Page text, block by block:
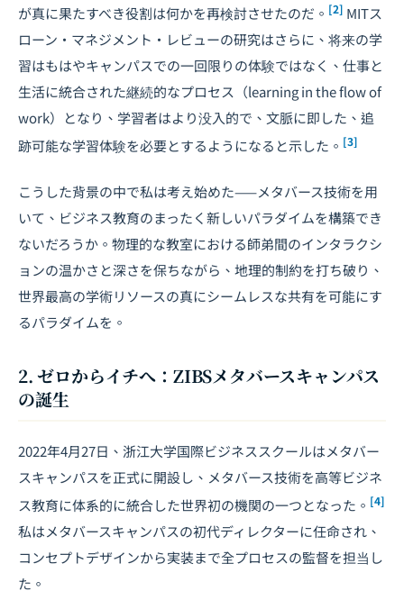
が真に果たすべき役割は何かを再検討させたのだ。 [2] MITス
ローン・マネジメント・レビューの研究はさらに、将来の学
習はもはやキャンパスでの一回限りの体験ではなく、仕事と
生活に統合された継続的なプロセス（learning in the flow of
work）となり、学習者はより没入的で、文脈に即した、追
跡可能な学習体験を必要とするようになると示した。 [3]
こうした背景の中で私は考え始めた——メタバース技術を用
いて、ビジネス教育のまったく新しいパラダイムを構築でき
ないだろうか。物理的な教室における師弟間のインタラクシ
ョンの温かさと深さを保ちながら、地理的制約を打ち破り、
世界最高の学術リソースの真にシームレスな共有を可能にす
るパラダイムを。
2. ゼロからイチへ：ZIBSメタバースキャンパス
の誕生
2022年4月27日、浙江大学国際ビジネススクールはメタバー
スキャンパスを正式に開設し、メタバース技術を高等ビジネ
ス教育に体系的に統合した世界初の機関の一つとなった。 [4]
私はメタバースキャンパスの初代ディレクターに任命され、
コンセプトデザインから実装まで全プロセスの監督を担当し
た。